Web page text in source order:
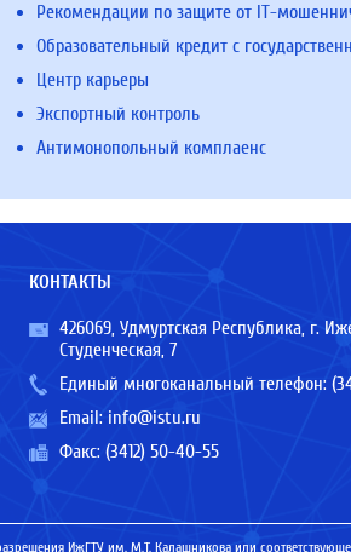
Рекомендации по защите от IT-
Образовательный кредит с
Центр карьеры
Экспортный контроль
Антимонопольный комплаенс
КОНТАКТЫ
426069, Удмуртская Республика, г.
Студенческая, 7
Единый многоканальный телефон:
Email: info@istu.ru
Факс: (3412) 50-40-55
ИжГТУ им. М.Т. Калашникова или